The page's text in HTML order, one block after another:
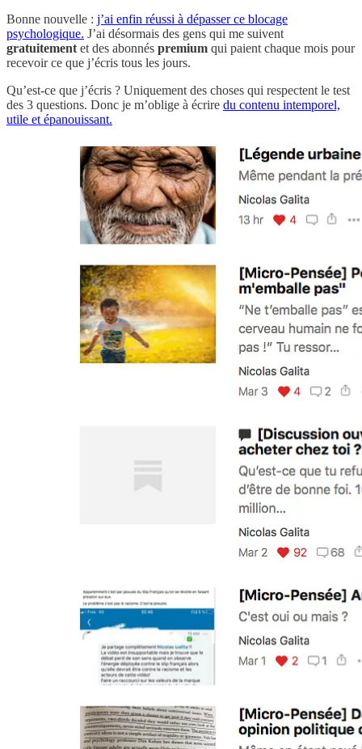
Bonne nouvelle : j’ai enfin réussi à dépasser ce blocage
psychologique. J’ai désormais des gens qui me suivent
gratuitement et des abonnés premium qui paient chaque mois pour
recevoir ce que j’écris tous les jours.
Qu’est-ce que j’écris ? Uniquement des choses qui respectent le test
des 3 questions. Donc je m’oblige à écrire du contenu intemporel,
utile et épanouissant.